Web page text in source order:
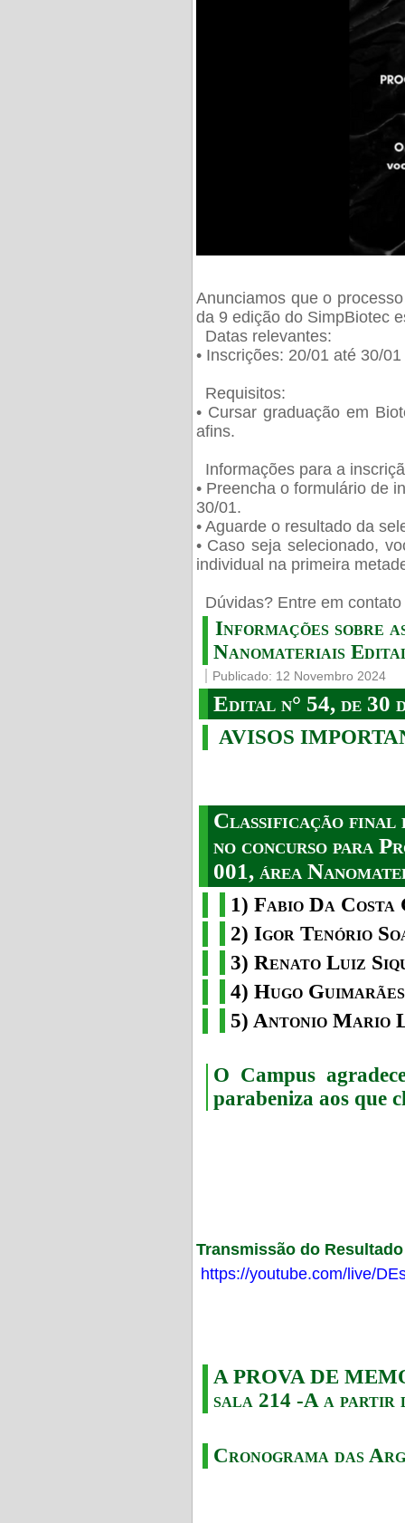
Anunciamos que o
da 9 edição do SimpBiotec
Datas relevantes:
• Inscrições: 20/01 até 30/01
Requisitos:
• Cursar graduação em
afins.
Informações para a
• Preencha o formulário de
30/01.
• Aguarde o resultado da
• Caso seja selecionado,
individual na primeira
Dúvidas? Entre em
Informações sobre
Nanomateriais
Publicado: 12 Novembro 2024
Edital n° 54, de 30
AVISOS
Classificação final
no concurso para
001, área
1) Fabio Da
2) Igor Tenório
3) Renato Luiz
4) Hugo
5) Antonio Mario
O Campus
parabeniza aos que
Transmissão do
https://youtube.com/live/
A PROVA DE
sala 214 -A a partir
Cronograma das